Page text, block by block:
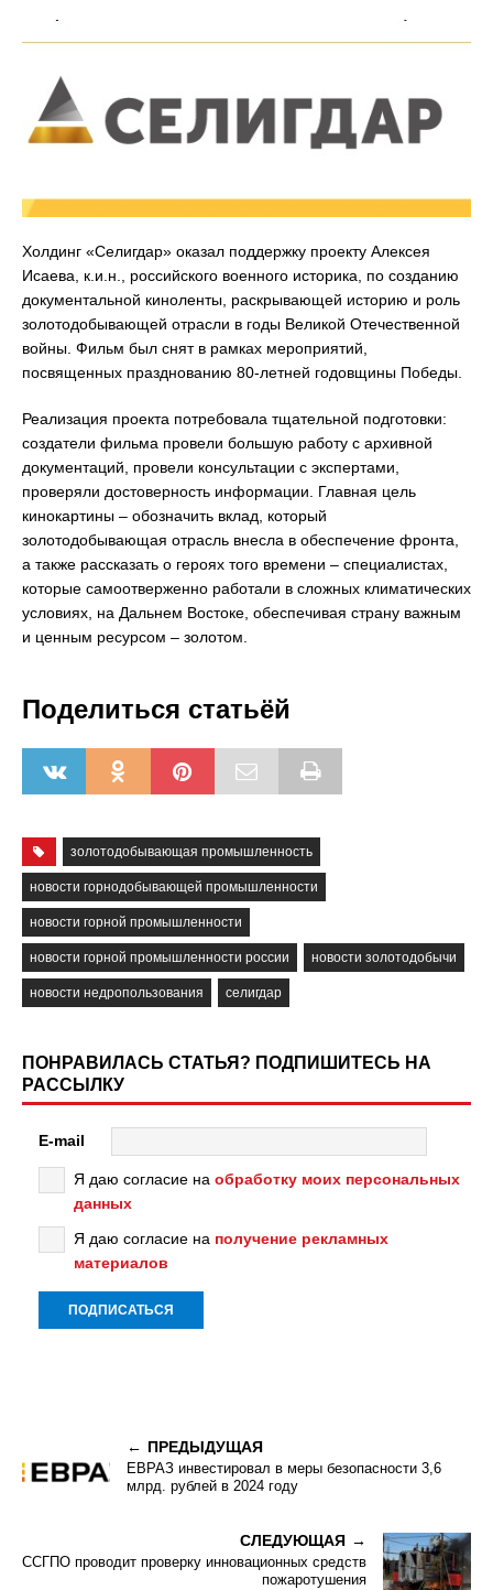
Холдинг «Селигдар» оказал поддержку проекту Алексея
Исаева, к.и.н., российского военного историка, по созданию
документальной киноленты, раскрывающей историю и роль
золотодобывающей отрасли в годы Великой Отечественной
войны. Фильм был снят в рамках мероприятий,
посвященных празднованию 80-летней годовщины Победы.
Реализация проекта потребовала тщательной подготовки:
создатели фильма провели большую работу с архивной
документаций, провели консультации с экспертами,
проверяли достоверность информации. Главная цель
кинокартины – обозначить вклад, который
золотодобывающая отрасль внесла в обеспечение фронта,
а также рассказать о героях того времени – специалистах,
которые самоотверженно работали в сложных климатических
условиях, на Дальнем Востоке, обеспечивая страну важным
и ценным ресурсом – золотом.
Поделиться статьёй
золотодобывающая промышленность
новости горнодобывающей промышленности
новости горной промышленности
новости горной промышленности россии новости золотодобычи
новости недропользования селигдар
ПОНРАВИЛАСЬ СТАТЬЯ? ПОДПИШИТЕСЬ НА
РАССЫЛКУ
E-mail
Я даю согласие на обработку моих персональных
данных
Я даю согласие на получение рекламных
материалов
ПРЕДЫДУЩАЯ
ЕВРАЗ инвестировал в меры безопасности 3,6
млрд. рублей в 2024 году
СЛЕДУЮЩАЯ
ССГПО проводит проверку инновационных средств
пожаротушения